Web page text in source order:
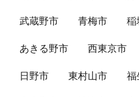
武蔵野市 青梅市 稲
あきる野市 西東京市
日野市 東村山市 福